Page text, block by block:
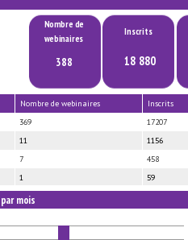
Nombre de
webinaires
Inscrits
18 880
388
Nombre de webinaires Inscrits
369 17207
11 1156
7 458
1 59
mois